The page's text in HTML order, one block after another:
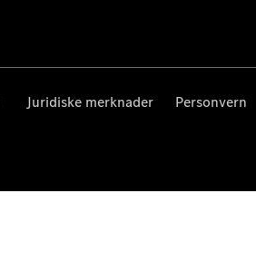
Juridiske merknader Personvern